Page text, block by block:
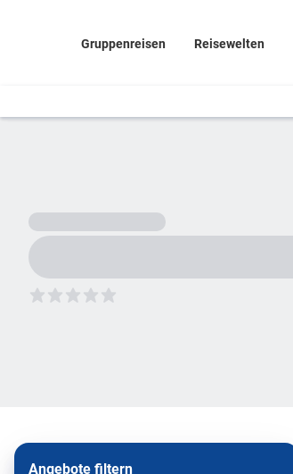
Gruppenreisen Reisewelten
5
Angebote filtern